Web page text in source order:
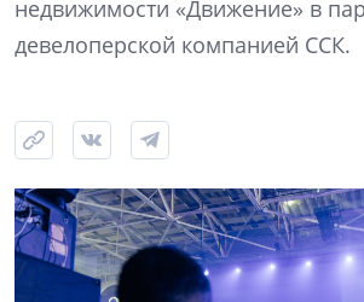
недвижимости «Движение» в
девелоперской компанией ССК.